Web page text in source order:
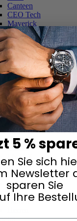
Canteen
CEO Tech
Maverick
Yamaha Factory
CEO Adesso
Automatik
Volante
Damen
Herren
Capsoil
Damen
Herren
Herren
Damen
I.N.O.X.
Damen
Herren
Damen
5 %
Sie sich
Newsletter
sparen Sie
Ihre